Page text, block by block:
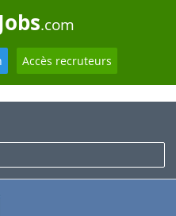
.com
Accès recruteurs